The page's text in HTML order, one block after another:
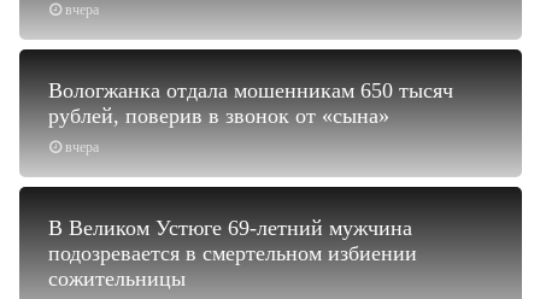
вчера
вчера
Вологжанка отдала мошенникам 650 тысяч
рублей, поверив в звонок от «сына»
В Великом Устюге 69-летний мужчина
подозревается в смертельном избиении
сожительницы